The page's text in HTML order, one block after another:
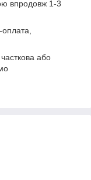
впродовж 1-3
або